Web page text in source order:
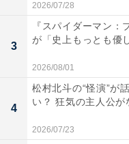
ことだとしらを切り
する鷲津。
選挙選の最終日、応
が訪れ、鷲津はあり
します。「大きな力
を突き進んでいく代
2026/07/28
3
『スパイダーマン：
が「史上もっとも優
2026/08/01
4
松村北斗の“怪演”が
い？ 狂気の主人公が
2026/07/23